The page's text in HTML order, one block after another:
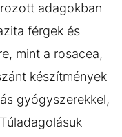
adagokban
férgek és
mint a rosacea,
készítmények
gyógyszerekkel,